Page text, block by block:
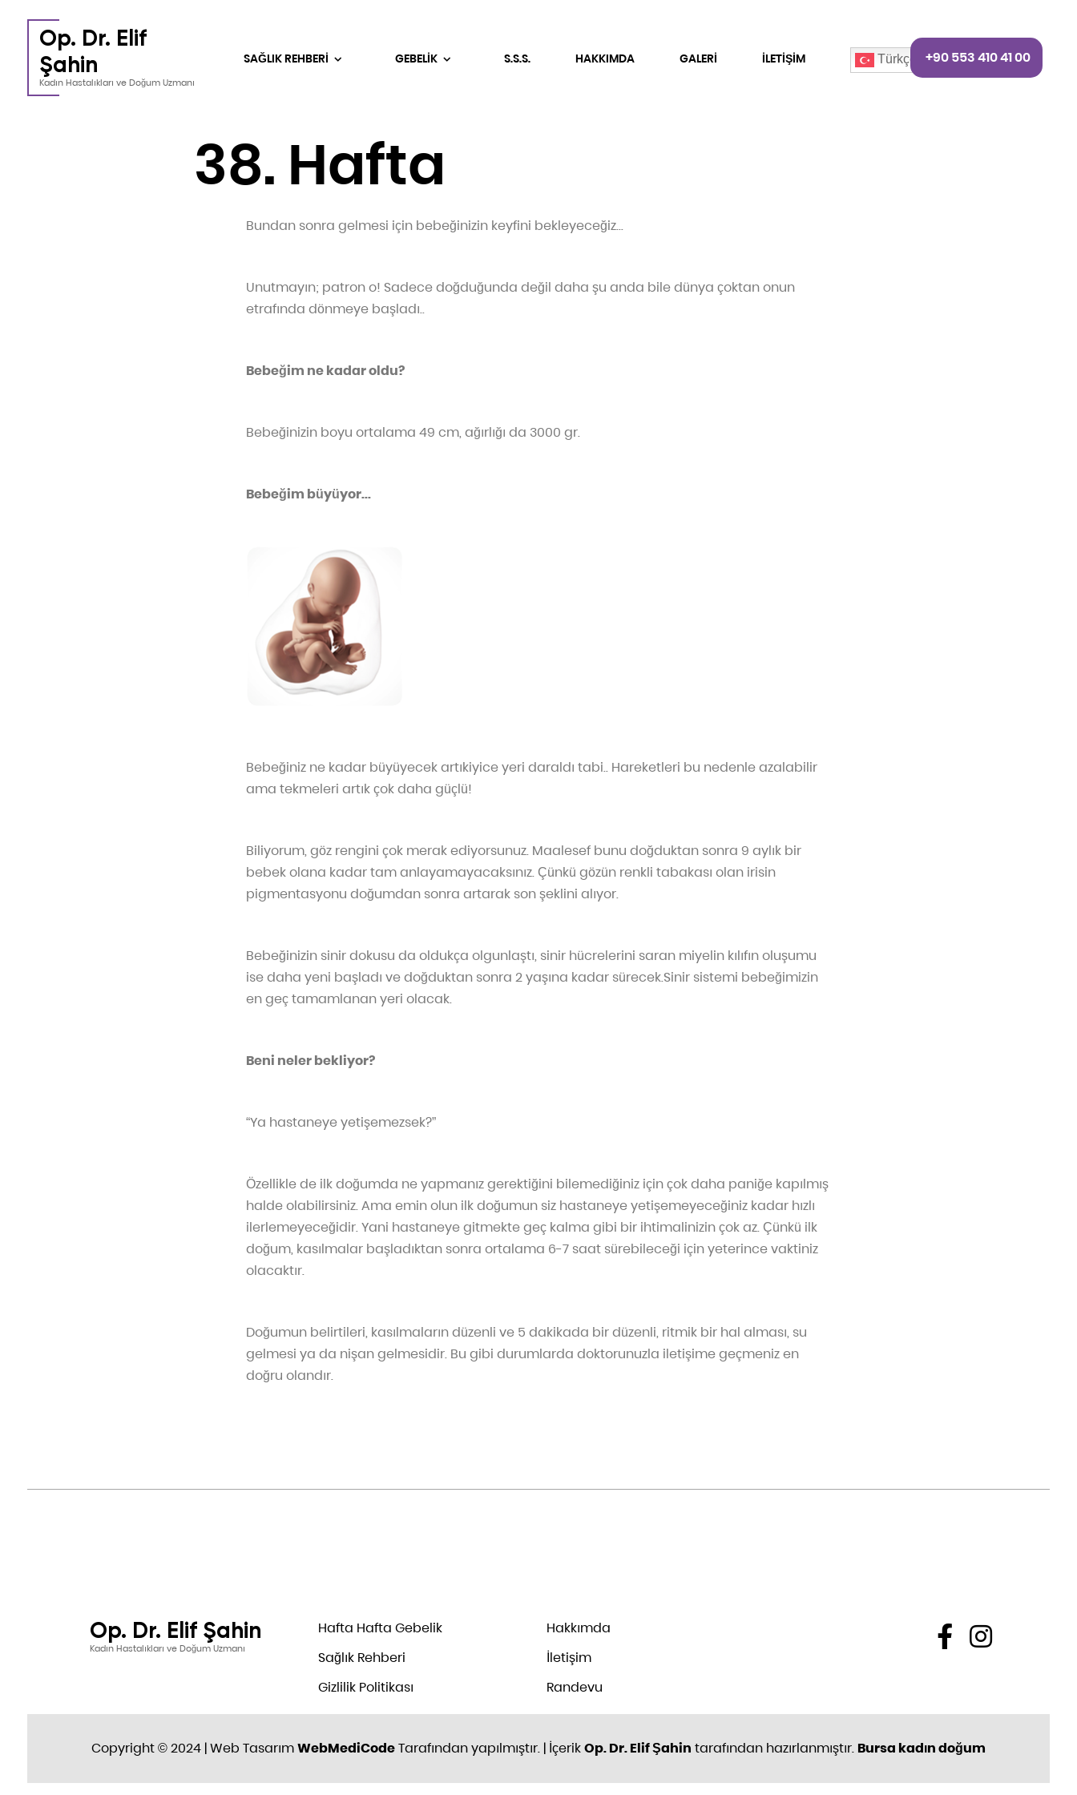
Op. Dr. Elif
Şahin
Kadın Hastalıkları ve Doğum Uzmanı
SAĞLIK REHBERİ GEBELİK S.S.S. HAKKIMDA GALERİ İLETİŞİM Türkçe +90 553 410 41 00
38. Hafta
Bundan sonra gelmesi için bebeğinizin keyfini bekleyeceğiz...
Unutmayın; patron o! Sadece doğduğunda değil daha şu anda bile dünya çoktan onun
etrafında dönmeye başladı..
Bebeğim ne kadar oldu?
Bebeğinizin boyu ortalama 49 cm, ağırlığı da 3000 gr.
Bebeğim büyüyor...
Bebeğiniz ne kadar büyüyecek artıkiyice yeri daraldı tabi.. Hareketleri bu nedenle azalabilir
ama tekmeleri artık çok daha güçlü!
Biliyorum, göz rengini çok merak ediyorsunuz. Maalesef bunu doğduktan sonra 9 aylık bir
bebek olana kadar tam anlayamayacaksınız. Çünkü gözün renkli tabakası olan irisin
pigmentasyonu doğumdan sonra artarak son şeklini alıyor.
Bebeğinizin sinir dokusu da oldukça olgunlaştı, sinir hücrelerini saran miyelin kılıfın oluşumu
ise daha yeni başladı ve doğduktan sonra 2 yaşına kadar sürecek.Sinir sistemi bebeğimizin
en geç tamamlanan yeri olacak.
Beni neler bekliyor?
“Ya hastaneye yetişemezsek?”
Özellikle de ilk doğumda ne yapmanız gerektiğini bilemediğiniz için çok daha paniğe kapılmış
halde olabilirsiniz. Ama emin olun ilk doğumun siz hastaneye yetişemeyeceğiniz kadar hızlı
ilerlemeyeceğidir. Yani hastaneye gitmekte geç kalma gibi bir ihtimalinizin çok az. Çünkü ilk
doğum, kasılmalar başladıktan sonra ortalama 6-7 saat sürebileceği için yeterince vaktiniz
olacaktır.
Doğumun belirtileri, kasılmaların düzenli ve 5 dakikada bir düzenli, ritmik bir hal alması, su
gelmesi ya da nişan gelmesidir. Bu gibi durumlarda doktorunuzla iletişime geçmeniz en
doğru olandır.
Op. Dr. Elif Şahin
Kadın Hastalıkları ve Doğum Uzmanı
Hafta Hafta Gebelik
Sağlık Rehberi
Gizlilik Politikası
Hakkımda
İletişim
Randevu
Copyright © 2024 | Web TasarımWebMediCodeTarafından yapılmıştır. | İçerikOp. Dr. Elif Şahin tarafından hazırlanmıştır. Bursa kadın doğum